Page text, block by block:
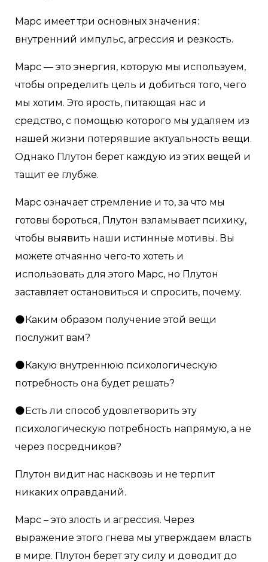
Марс имеет три основных значения:
внутренний импульс, агрессия и резкость.
Марс — это энергия, которую мы используем,
чтобы определить цель и добиться того, чего
мы хотим. Это ярость, питающая нас и
средство, с помощью которого мы удаляем из
нашей жизни потерявшие актуальность вещи.
Однако Плутон берет каждую из этих вещей и
тащит ее глубже.
Марс означает стремление и то, за что мы
готовы бороться, Плутон взламывает психику,
чтобы выявить наши истинные мотивы. Вы
можете отчаянно чего-то хотеть и
использовать для этого Марс, но Плутон
заставляет остановиться и спросить, почему.
🌑Каким образом получение этой вещи
послужит вам?
🌑Какую внутреннюю психологическую
потребность она будет решать?
🌑Есть ли способ удовлетворить эту
психологическую потребность напрямую, а не
через посредников?
Плутон видит нас насквозь и не терпит
никаких оправданий.
Марс – это злость и агрессия. Через
выражение этого гнева мы утверждаем власть
в мире. Плутон берет эту силу и доводит до